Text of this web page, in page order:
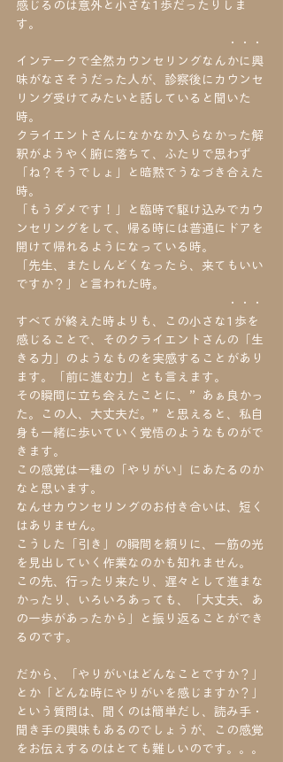
感じるのは意外と小さな1歩だったりしま
す。
・・・
インテークで全然カウンセリングなんかに興
味がなさそうだった人が、診察後にカウンセ
リング受けてみたいと話していると聞いた
時。
クライエントさんになかなか入らなかった解
釈がようやく腑に落ちて、ふたりで思わず
「ね？そうでしょ」と暗黙でうなづき合えた
時。
「もうダメです！」と臨時で駆け込みでカウ
ンセリングをして、帰る時には普通にドアを
開けて帰れるようになっている時。
「先生、またしんどくなったら、来てもいい
ですか？」と言われた時。
・・・
すべてが終えた時よりも、この小さな1歩を
感じることで、そのクライエントさんの「生
きる力」のようなものを実感することがあり
ます。「前に進む力」とも言えます。
その瞬間に立ち会えたことに、”あぁ良かっ
た。この人、大丈夫だ。”と思えると、私自
身も一緒に歩いていく覚悟のようなものがで
きます。
この感覚は一種の「やりがい」にあたるのか
なと思います。
なんせカウンセリングのお付き合いは、短く
はありません。
こうした「引き」の瞬間を頼りに、一筋の光
を見出していく作業なのかも知れません。
この先、行ったり来たり、遅々として進まな
かったり、いろいろあっても、「大丈夫、あ
の一歩があったから」と振り返ることができ
るのです。
だから、「やりがいはどんなことですか？」
とか「どんな時にやりがいを感じますか？」
という質問は、聞くのは簡単だし、読み手・
聞き手の興味もあるのでしょうが、この感覚
をお伝えするのはとても難しいのです。。。